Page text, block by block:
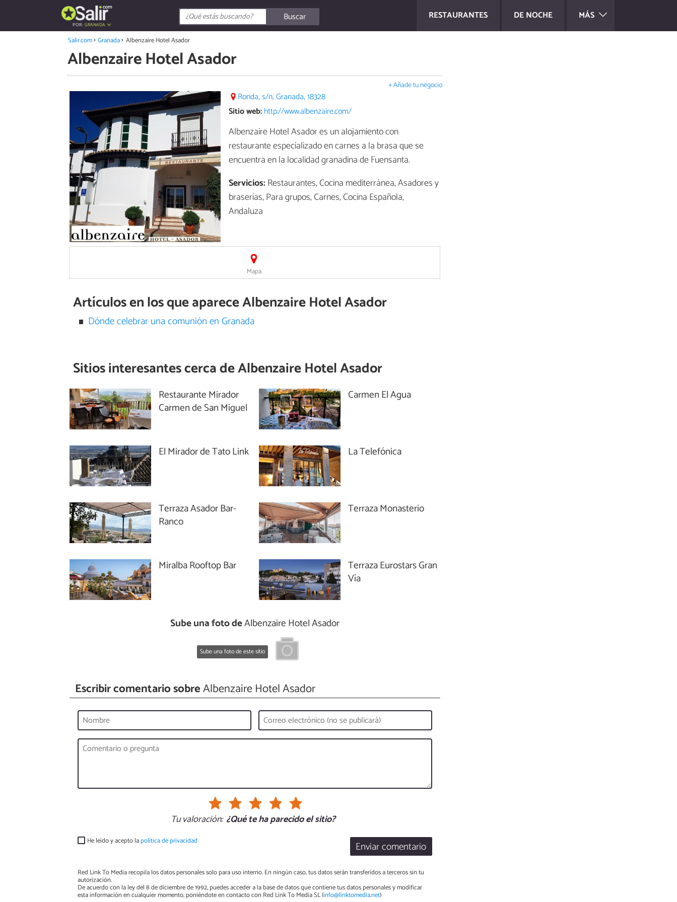
RESTAURANTES DE NOCHE MÁS
POR: GRANADA
Buscar
Salir.com Granada Albenzaire Hotel Asador
Albenzaire Hotel Asador
+ Añade tu negocio
Ronda, s/n, Granada, 18328
Sitio web:http://www.albenzaire.com/
Albenzaire Hotel Asador es un alojamiento con
restaurante especializado en carnes a la brasa que se
encuentra en la localidad granadina de Fuensanta.
Servicios:Restaurantes, Cocina mediterránea, Asadores y
braserías, Para grupos, Carnes, Cocina Española,
Andaluza
Mapa
Artículos en los que aparece Albenzaire Hotel Asador
Dónde celebrar una comunión en Granada
Sitios interesantes cerca deAlbenzaire Hotel Asador
Restaurante Mirador
Carmen de San Miguel
Carmen El Agua
El Mirador de Tato Link La Telefónica
Terraza Asador Bar-
Ranco
Terraza Monasterio
Miralba Rooftop Bar
Terraza Eurostars Gran
Vía
Sube una foto deAlbenzaire Hotel Asador
Sube una foto de este sitio
Escribir comentario sobreAlbenzaire Hotel Asador
Tu valoración: ¿Qué te ha parecido el sitio?
Enviar comentario
He leído y acepto lapolítica de privacidad
Red Link To Media recopila los datos personales solo para uso interno. En ningún caso, tus datos serán transferidos a terceros sin tu
autorización.
De acuerdo con la ley del 8 de diciembre de 1992, puedes acceder a la base de datos que contiene tus datos personales y modificar
esta información en cualquier momento, poniéndote en contacto con Red Link To Media SL (info@linktomedia.net)